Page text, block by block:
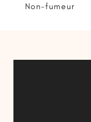
Non-fumeur